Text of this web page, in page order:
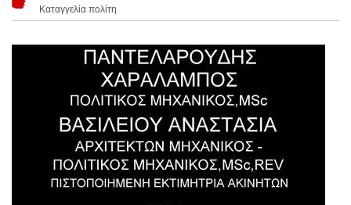
Καταγγελία πολίτη